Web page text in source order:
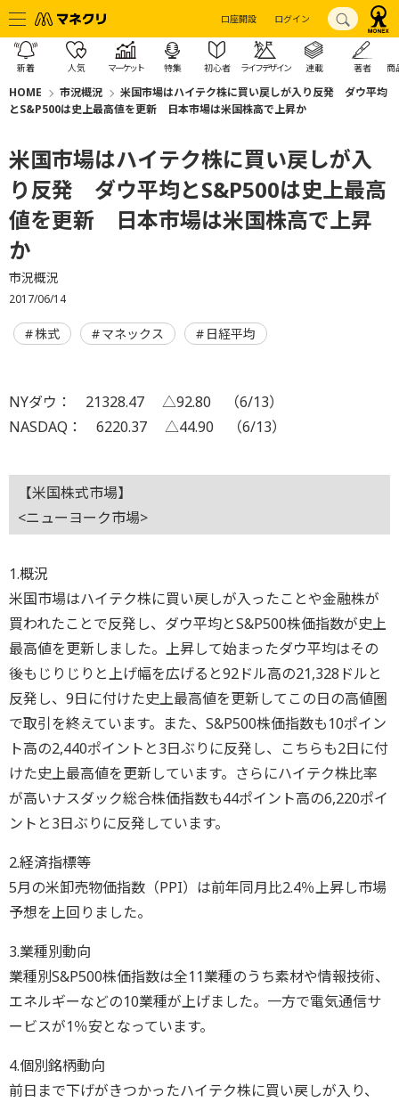
口座開設 ログイン
新着 人気 マーケット 特集 初心者 ライフデザイン 連載 著者 商
HOME 市況概況
米国市場はハイテク株に買い戻しが入り反発 ダウ平均
とS&P500は史上最高値を更新 日本市場は米国株高で上昇か
米国市場はハイテク株に買い戻しが入
り反発 ダウ平均とS&P500は史上最高
値を更新 日本市場は米国株高で上昇
か
市況概況
2017/06/14
株式 マネックス 日経平均
NYダウ： 21328.47 △92.80 （6/13）
NASDAQ： 6220.37 △44.90 （6/13）
【米国株式市場】
<ニューヨーク市場>
1.概況
米国市場はハイテク株に買い戻しが入ったことや金融株が
買われたことで反発し、ダウ平均とS&P500株価指数が史上
最高値を更新しました。上昇して始まったダウ平均はその
後もじりじりと上げ幅を広げると92ドル高の21,328ドルと
反発し、9日に付けた史上最高値を更新してこの日の高値圏
で取引を終えています。また、S&P500株価指数も10ポイン
ト高の2,440ポイントと3日ぶりに反発し、こちらも2日に付
けた史上最高値を更新しています。さらにハイテク株比率
が高いナスダック総合株価指数も44ポイント高の6,220ポイ
ントと3日ぶりに反発しています。
2.経済指標等
5月の米卸売物価指数（PPI）は前年同月比2.4％上昇し市場
予想を上回りました。
3.業種別動向
業種別S&P500株価指数は全11業種のうち素材や情報技術、
エネルギーなどの10業種が上げました。一方で電気通信サ
ービスが1％安となっています。
4.個別銘柄動向
前日まで下げがきつかったハイテク株に買い戻しが入り、